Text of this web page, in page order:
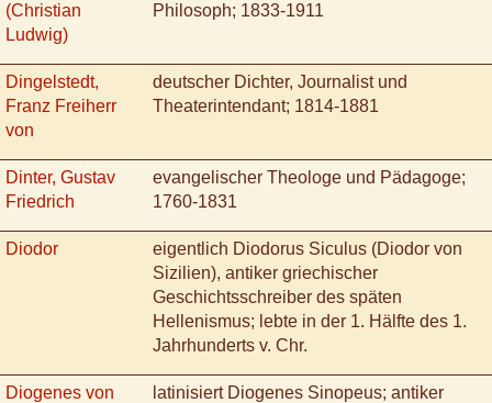
(Christian
Ludwig)
Philosoph; 1833-1911
Dingelstedt,
Franz Freiherr
von
deutscher Dichter, Journalist und
Theaterintendant; 1814-1881
Dinter, Gustav
Friedrich
evangelischer Theologe und Pädagoge;
1760-1831
Diodor
eigentlich Diodorus Siculus (Diodor von
Sizilien), antiker griechischer
Geschichtsschreiber des späten
Hellenismus; lebte in der 1. Hälfte des 1.
Jahrhunderts v. Chr.
Diogenes von
latinisiert Diogenes Sinopeus; antiker